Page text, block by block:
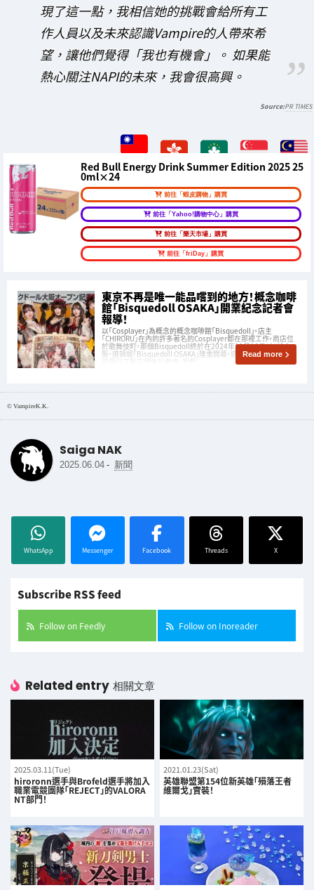
現了這一點，我相信她的挑戰會給所有工
作人員以及未來認識Vampire的人帶來希
望，讓他們覺得「我也有機會」。 如果能
熱心關注NAPI的未來，我會很高興。
PR TIMES
Red Bull Energy Drink Summer Edition 2025 25
0ml×24
前往「蝦皮購物」購買
前往「Yahoo!購物中心」購買
前往「樂天市場」購買
前往「friDay」購買
東京不再是唯一能品嚐到的地方！概念咖啡
館「Bisquedoll OSAKA」開業紀念記者會
報導！
以「Cosplayer」為概念的概念咖啡館「Bisquedoll」。店主
「CHIRORU」在內的許多著名的Cosplayer都在那裡工作，商店位
於歌舞伎町。那個Bisquedoll終於在2024年11月16日(六)於大
阪・道頓堀「Bisquedoll OSAKA」隆重開幕。這次在赤坂王子經典
館舉行了新店發佈記者會，我們
Read more
© VampireK.K.
Saiga NAK
2025.06.04 - 新聞
WhatsApp Messenger Facebook Threads X
Subscribe RSS feed
Follow on Feedly Follow on Inoreader
Related entry 相關文章
2025.03.11(Tue)
hiroronn選手與Brofeld選手將加入
職業電競團隊「REJECT」的VALORA
NT部門！
2021.01.23(Sat)
英雄聯盟第154位新英雄「殞落王者
維爾戈」實裝！